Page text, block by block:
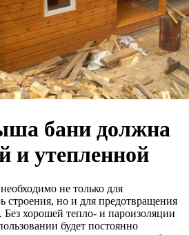
бани должна
и утепленной
не только для
строения, но и для предотвращения
Без хорошей тепло- и пароизоляции
будет постоянно